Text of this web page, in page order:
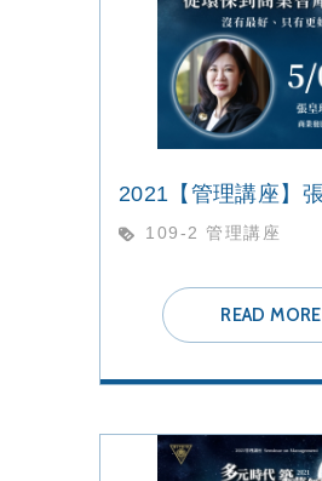
109-2 管理講座
READ MORE